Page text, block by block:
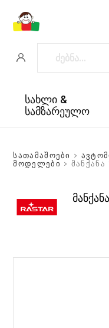
სახლი &
სამზარეულო
სათამაშოები >
მოდელები >